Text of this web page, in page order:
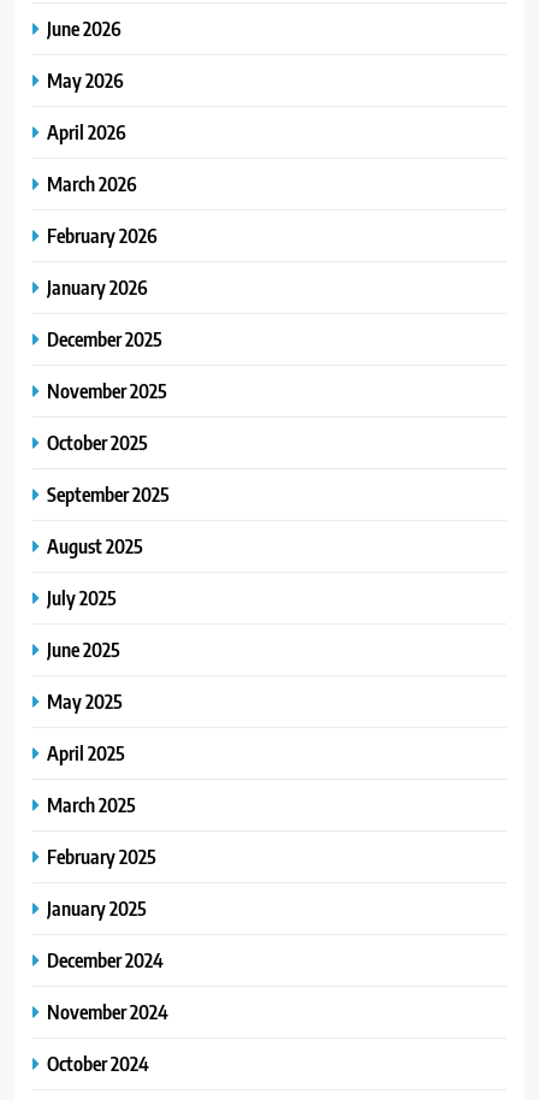
June 2026
May 2026
April 2026
March 2026
February 2026
January 2026
December 2025
November 2025
October 2025
September 2025
August 2025
July 2025
June 2025
May 2025
April 2025
March 2025
February 2025
January 2025
December 2024
November 2024
October 2024